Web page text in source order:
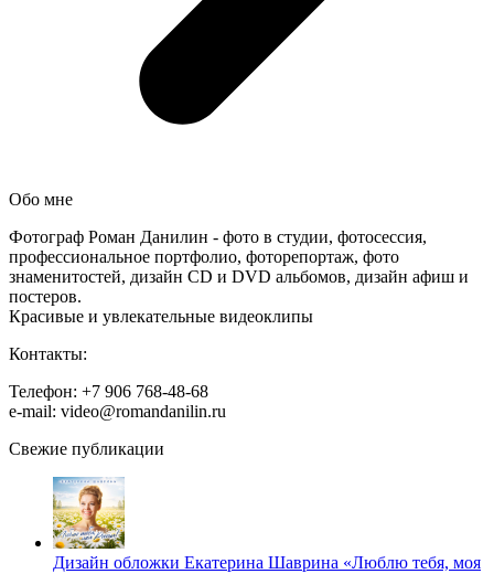
Обо мне
Фотограф Роман Данилин - фото в студии, фотосессия,
профессиональное портфолио, фоторепортаж, фото
знаменитостей, дизайн CD и DVD альбомов, дизайн афиш и
постеров.
Красивые и увлекательные видеоклипы
Контакты:
Телефон: +7 906 768-48-68
e-mail: video@romandanilin.ru
Свежие публикации
Дизайн обложки Екатерина Шаврина «Люблю тебя, моя